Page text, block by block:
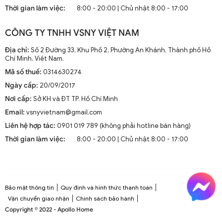
sống. Chúng kết hợp công nghệ tiên tiến như điều khiển
1.2. Cấu Tạo và Nguyên Lý Hoạt Động
Cấu trúc tổng thể của quạt trần cánh dài
cơ, cánh quạt, bộ điều khiển và thân quạt. Các cánh quạt
được chế tạo từ chất liệu như gỗ, kim loại hoặc
composite để đảm bảo độ bền và hiệu suất.
Nguyên lý hoạt động cơ bản
Động cơ điện làm quay các cánh quạt, tạo ra dòng không
khí tuần hoàn trong không gian phòng.
Công nghệ tiên tiến tích hợp
Thời gian làm việc:
8:00 - 20:00 | Chủ nhật 8:00 - 17:00
CÔNG TY TNHH VSNY VIỆT NAM
Địa chỉ: Số 2 Đường 33, Khu Phố 2, Phường An Khánh, Thành phố Hồ
Chí Minh, Việt Nam.
Mã số thuế: 0314630274
Ngày cấp: 20/09/2017
Nơi cấp: Sở KH và ĐT TP. Hồ Chí Minh
Email: vsnyvietnam@gmail.com
Liên hệ hợp tác: 0901 019 789 (không phải hotline bán hàng)
Thời gian làm việc:
8:00 - 20:00 | Chủ nhật 8:00 - 17:00
Bảo mật thông tin
Quy định và hình thức thanh toán
Vận chuyển giao nhận
Chính sách bảo hành
Copyright © 2022 - Apollo Home